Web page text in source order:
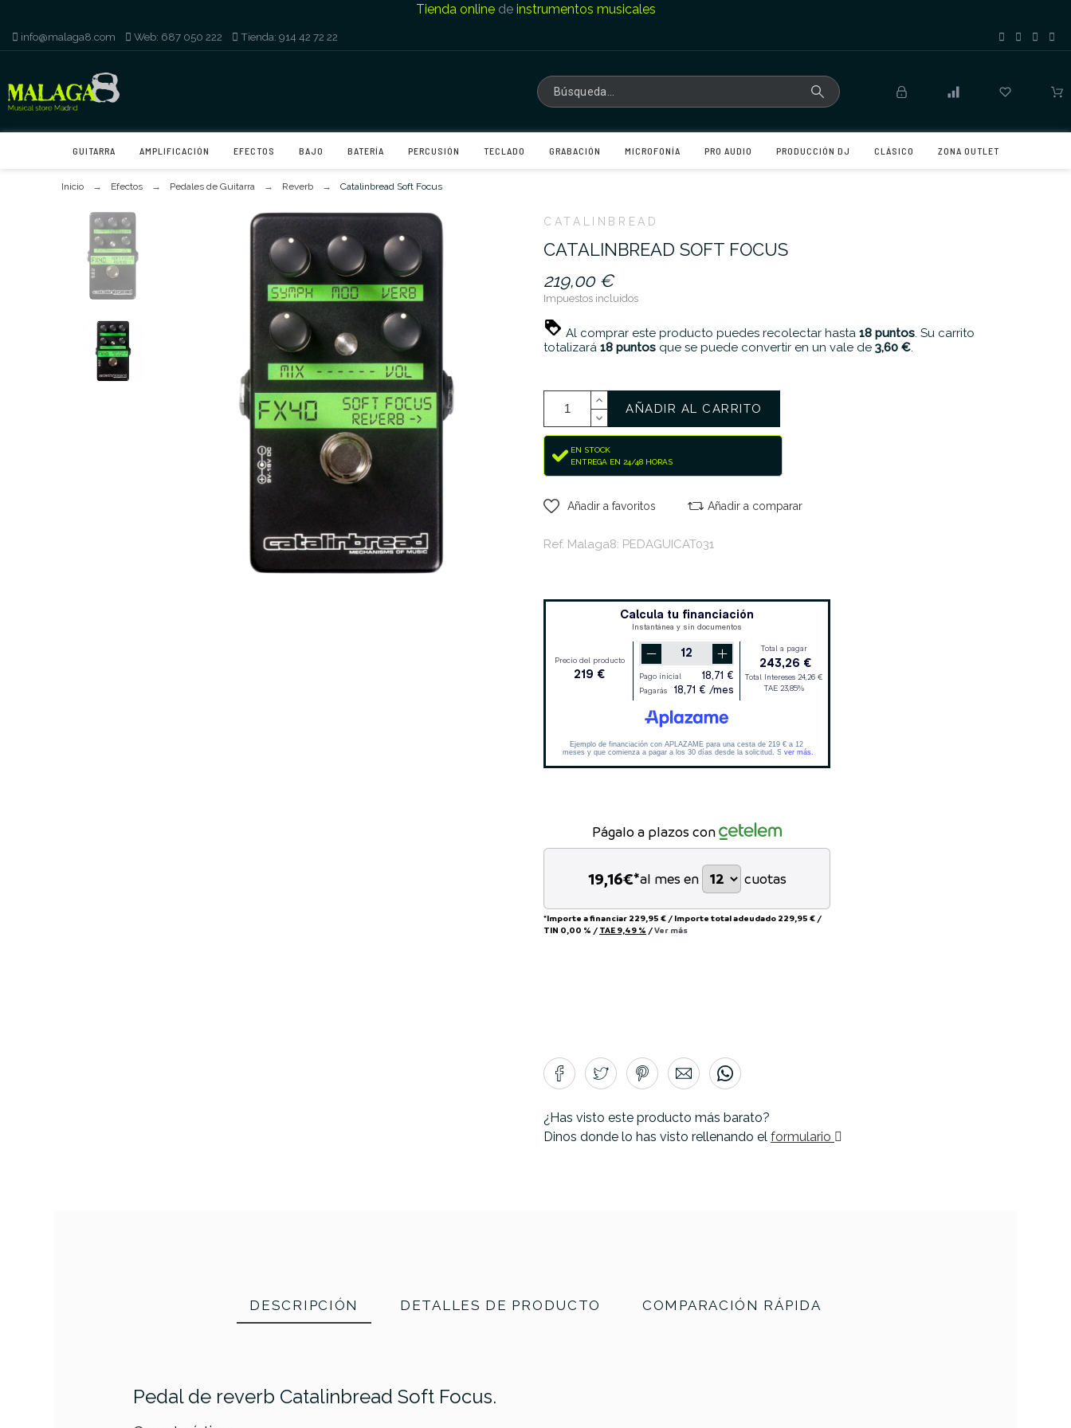
Tienda onlinede instrumentos musicales
info@malaga8.com Web: 687 050 222 Tienda: 914 42 72 22
GUITARRA AMPLIFICACIÓN EFECTOS BAJO BATERÍA PERCUSIÓN TECLADO GRABACIÓN MICROFONÍA PRO AUDIO PRODUCCIÓN DJ CLÁSICO ZONA OUTLET
Inicio Efectos Pedales de Guitarra Reverb Catalinbread Soft Focus
CATALINBREAD
CATALINBREAD SOFT FOCUS
219,00 €
Impuestos incluidos
Al comprar este producto puedes recolectar hasta 18 puntos. Su carrito
totalizará 18 puntos que se puede convertir en un vale de 3,60 €.
AÑADIR AL CARRITO
EN STOCK
ENTREGA EN 24/48 HORAS
Añadir a favoritos Añadir a comparar
Ref. Malaga8: PEDAGUICAT031
Págalo a plazos con
19,16€*al mes en cuotas
*Importe a financiar 229,95 € / Importe total adeudado 229,95 € /
TIN 0,00 % / TAE 9,49 % /Ver más
¿Has visto este producto más barato?
Dinos donde lo has visto rellenando el formulario
DESCRIPCIÓN DETALLES DE PRODUCTO COMPARACIÓN RÁPIDA
Pedal de reverb Catalinbread Soft Focus.